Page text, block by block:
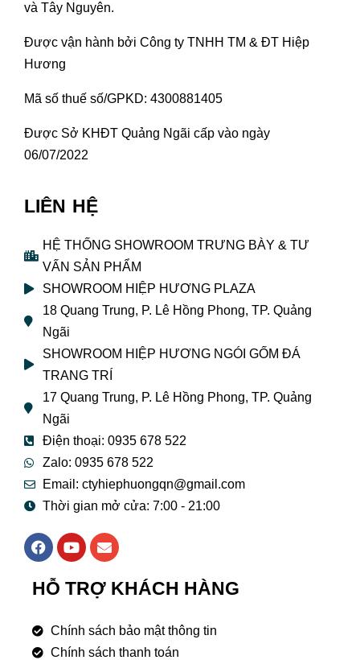
và Tây Nguyên.
Được vận hành bởi Công ty TNHH TM & ĐT Hiệp
Hương
Mã số thuế số/GPKD: 4300881405
Được Sở KHĐT Quảng Ngãi cấp vào ngày
06/07/2022
LIÊN HỆ
HỆ THỐNG SHOWROOM TRƯNG BÀY & TƯ
VẤN SẢN PHẨM
SHOWROOM HIỆP HƯƠNG PLAZA
18 Quang Trung, P. Lê Hồng Phong, TP. Quảng
Ngãi
SHOWROOM HIỆP HƯƠNG NGÓI GỐM ĐÁ
TRANG TRÍ
17 Quang Trung, P. Lê Hồng Phong, TP. Quảng
Ngãi
Điện thoại: 0935 678 522
Zalo: 0935 678 522
Email: ctyhiephuongqn@gmail.com
Thời gian mở cửa: 7:00 - 21:00
F
a
e
b
o
k
Y
o
t
u
e
E
n
e
p
HỖ TRỢ KHÁCH HÀNG
Chính sách bảo mật thông tin
Chính sách thanh toán